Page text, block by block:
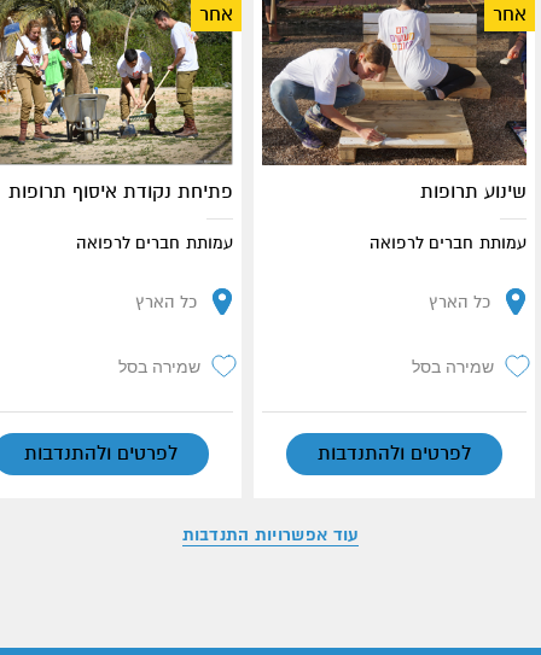
אחר
שינוע תרופות
עמותת חברים לרפואה
כל הארץ
שמירה בסל
לפרטים ולהתנדבות
אחר
פתיחת נקודת איסוף תרופות
עמותת חברים לרפואה
כל הארץ
שמירה בסל
לפרטים ולהתנדבות
עוד אפשרויות התנדבות